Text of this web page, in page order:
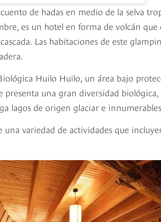
de hadas en medio de la selva
es un hotel en forma de volcán
Las habitaciones de este
Huilo Huilo, un área bajo
presenta una gran diversidad
lagos de origen glaciar e
una variedad de actividades que